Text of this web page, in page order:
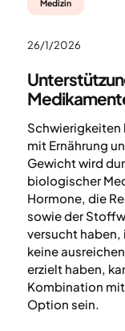
Medizin
26/1/2026
Schwierigkeiten
mit Ernährung
Gewicht wird
biologischer
Hormone, die
sowie der
versucht haben,
keine
erzielt haben,
Kombination
Option sein.